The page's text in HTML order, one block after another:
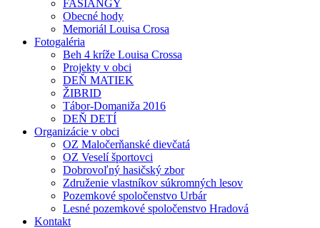
FAŠIANGY
Obecné hody
Memoriál Louisa Crosa
Fotogaléria
Beh 4 kríže Louisa Crossa
Projekty v obci
DEŇ MATIEK
ŽIBRID
Tábor-Domaniža 2016
DEŇ DETÍ
Organizácie v obci
OZ Maločerňanské dievčatá
OZ Veselí športovci
Dobrovoľný hasičský zbor
Združenie vlastníkov súkromných lesov
Pozemkové spoločenstvo Urbár
Lesné pozemkové spoločenstvo Hradová
Kontakt